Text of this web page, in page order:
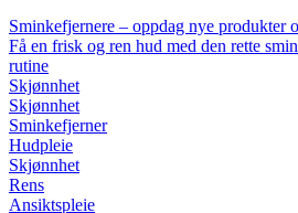
Sminkefjernere – oppdag nye produkter
Få en frisk og ren hud med den rette
rutine
Skjønnhet
Skjønnhet
Sminkefjerner
Hudpleie
Skjønnhet
Rens
Ansiktspleie